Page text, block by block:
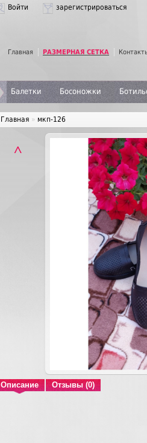
Войти зарегистрироваться
Главная РАЗМЕРНАЯ СЕТКА
Балетки Босоножки
Главная » мкп-126
˄
Описание Отзывы (0)